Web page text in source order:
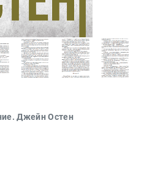
Джейн Остен